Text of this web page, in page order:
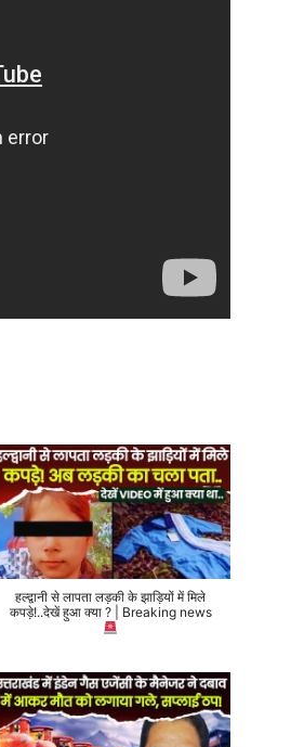
हल्द्वानी से लापता लड़की के झाड़ियों में मिले
कपड़े!..देखें हुआ क्या ? | Breaking news